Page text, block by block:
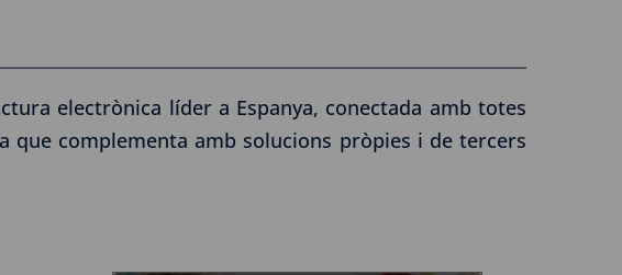
electrònica líder a Espanya, conectada amb totes
que complementa amb solucions pròpies i de tercers